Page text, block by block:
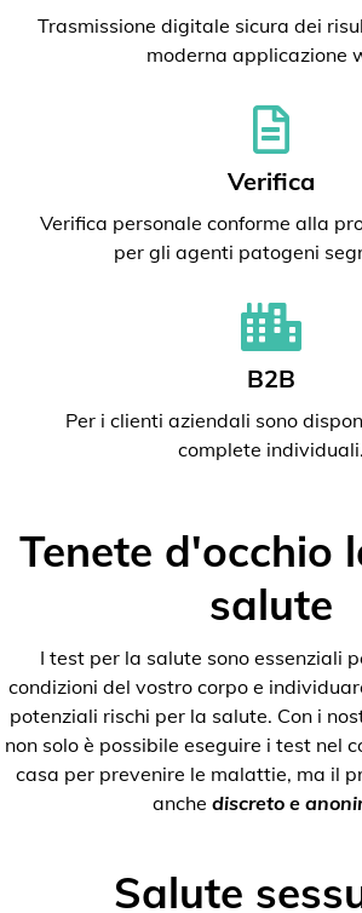
Trasmissione digitale sicura dei
moderna applicazione
Verifica
Verifica personale conforme alla
per gli agenti patogeni
B2B
Per i clienti aziendali sono
complete individuali.
Tenete d'occhio
salute
I test per la salute sono essenziali
condizioni del vostro corpo e
potenziali rischi per la salute. Con i
non solo è possibile eseguire i test nel
casa per prevenire le malattie, ma il
anche discreto e
Salute